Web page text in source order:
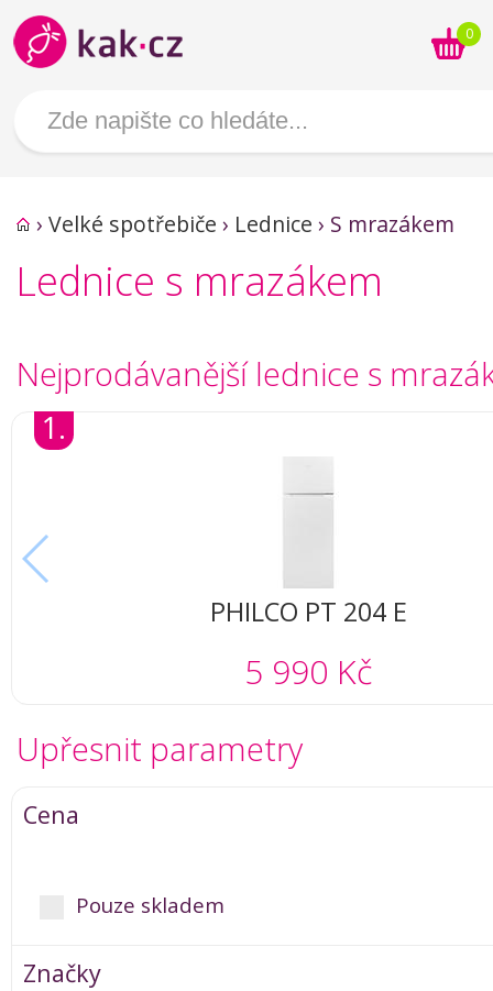
0
› Velké spotřebiče › Lednice › S mrazákem
Lednice s mrazákem
Nejprodávanější lednice s
1.
PHILCO PT 204 E
5 990 Kč
Upřesnit parametry
Cena
Pouze skladem
Značky